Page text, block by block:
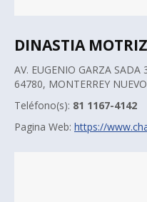
DINASTIA MOTRIZ
AV. EUGENIO GARZA SADA
64780, MONTERREY
Teléfono(s): 81 1167-4142
Pagina Web: https://